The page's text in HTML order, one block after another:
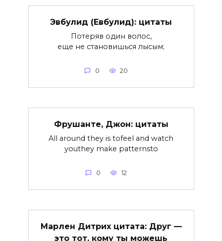
Эвбулид (Евбулид): цитаты
Потеряв один волос,
еще не становишься лысым;
0 20
Фрушанте, Джон: цитаты
All around they is tofeel and watch
youthey make patternsto
0 12
Марлен Дитрих цитата: Друг —
это тот, кому ты можешь